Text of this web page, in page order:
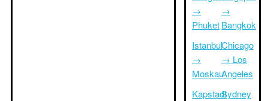
→
Phuket
Istanbul
→
Moskau
Kapstadt
→
Bangkok
Chicago
→ Los
Angeles
Sydney